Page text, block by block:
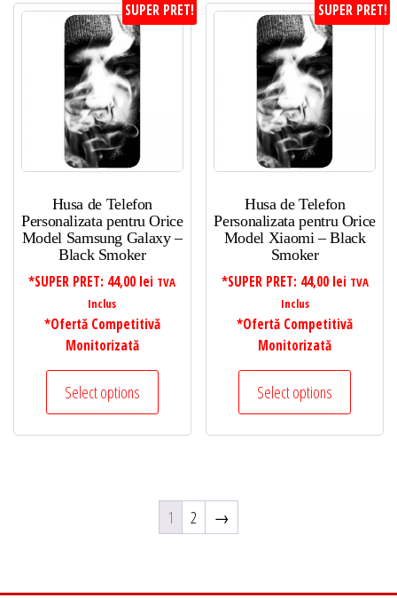
SUPER PRET!
Husa de Telefon
Personalizata pentru Orice
Model Samsung Galaxy –
Black Smoker
*SUPER PRET: 44,00 lei TVA
Inclus
*Ofertă Competitivă
Monitorizată
Select options
SUPER PRET!
Husa de Telefon
Personalizata pentru Orice
Model Xiaomi – Black
Smoker
*SUPER PRET: 44,00 lei TVA
Inclus
*Ofertă Competitivă
Monitorizată
Select options
1 2 →